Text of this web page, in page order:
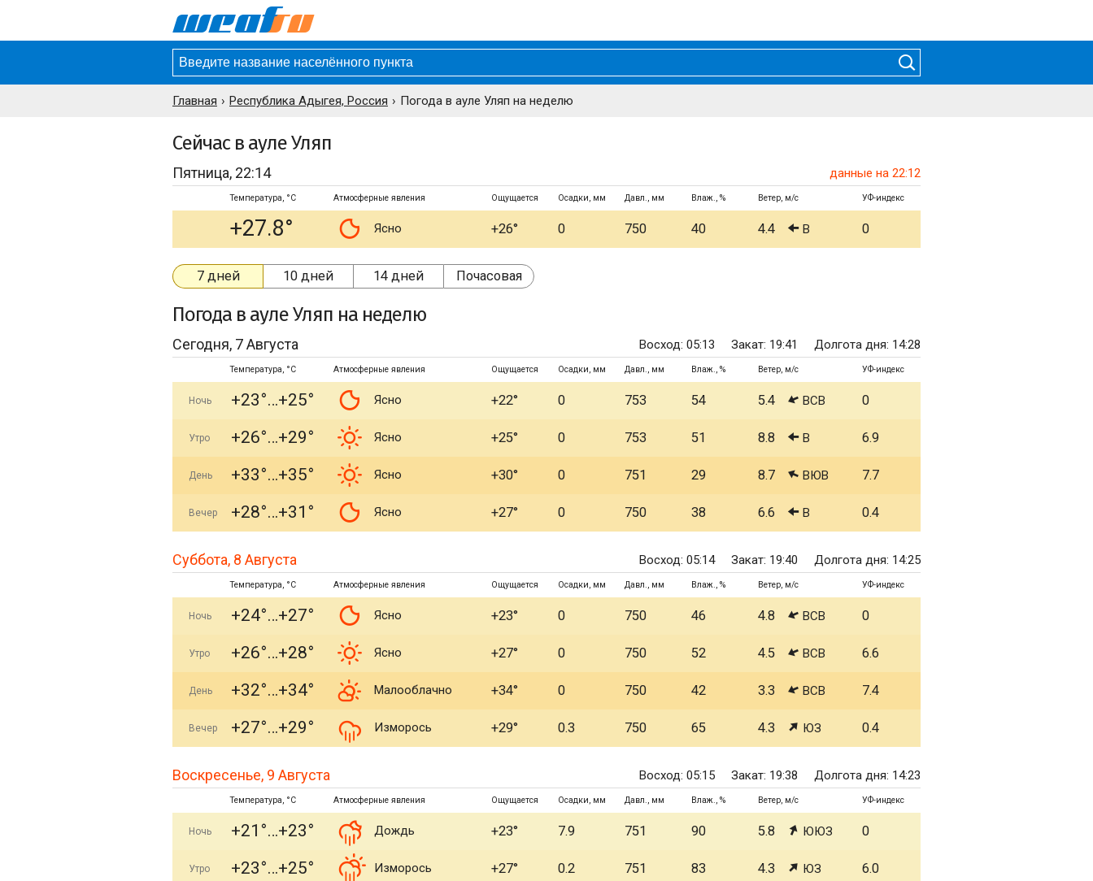
Главная Республика Адыгея, Россия Погода в ауле Уляп на неделю
Сейчас в ауле Уляп
Пятница, 22:14 данные на 22:12
Температура, °C Атмосферные явления Ощущается Осадки, мм Давл., мм Влаж., % Ветер, м/с УФ-индекс
+27.8° Ясно +26° 0 750 40 4.4 В 0
7 дней 10 дней 14 дней Почасовая
Погода в ауле Уляп на неделю
Сегодня, 7 Августа Восход: 05:13 Закат: 19:41 Долгота дня: 14:28
Температура, °C Атмосферные явления Ощущается Осадки, мм Давл., мм Влаж., % Ветер, м/с УФ-индекс
Ночь +23° +25° Ясно +22° 0 753 54 5.4 ВСВ 0
Утро +26° +29° Ясно +25° 0 753 51 8.8 В 6.9
День +33° +35° Ясно +30° 0 751 29 8.7 ВЮВ 7.7
Вечер +28° +31° Ясно +27° 0 750 38 6.6 В 0.4
Суббота, 8 Августа Восход: 05:14 Закат: 19:40 Долгота дня: 14:25
Температура, °C Атмосферные явления Ощущается Осадки, мм Давл., мм Влаж., % Ветер, м/с УФ-индекс
Ночь +24° +27° Ясно +23° 0 750 46 4.8 ВСВ 0
Утро +26° +28° Ясно +27° 0 750 52 4.5 ВСВ 6.6
День +32° +34° Малооблачно +34° 0 750 42 3.3 ВСВ 7.4
Вечер +27° +29° Изморось +29° 0.3 750 65 4.3 ЮЗ 0.4
Воскресенье, 9 Августа Восход: 05:15 Закат: 19:38 Долгота дня: 14:23
Температура, °C Атмосферные явления Ощущается Осадки, мм Давл., мм Влаж., % Ветер, м/с УФ-индекс
Ночь +21° +23° Дождь +23° 7.9 751 90 5.8 ЮЮЗ 0
Утро +23° +25° Изморось +27° 0.2 751 83 4.3 ЮЗ 6.0